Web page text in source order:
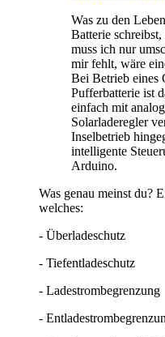
Was zu den
Batterie
muss ich nur
mir fehlt, wäre
Bei Betrieb eines
Pufferbatterie ist
einfach mit
Solarladeregler
Inselbetrieb
intelligente
Arduino.
Was genau meinst du?
welches:
- Überladeschutz
- Tiefentladeschutz
- Ladestrombegrenzung
-